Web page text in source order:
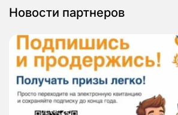
Новости партнеров